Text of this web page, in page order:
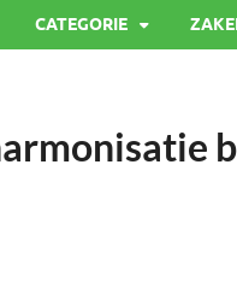
CATEGORIE